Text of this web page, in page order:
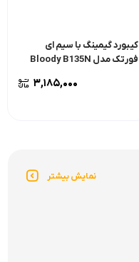
کیبورد گیمینگ با سیم ای
فورتک مدل Bloody B135N
۳,۱۸۵,۰۰۰
نمایش بیشتر